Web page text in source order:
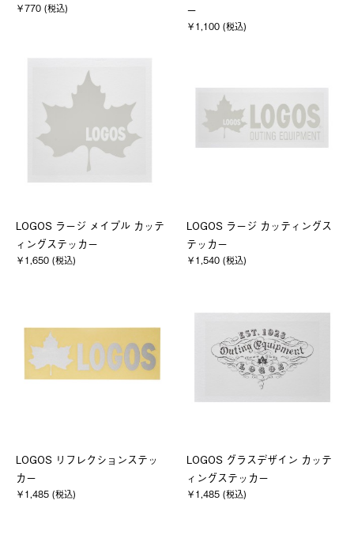
￥770 (税込)
ー
￥1,100 (税込)
LOGOS ラージ メイプル カッテ
ィングステッカー
￥1,650 (税込)
LOGOS ラージ カッティングス
テッカー
￥1,540 (税込)
LOGOS リフレクションステッ
カー
￥1,485 (税込)
LOGOS グラスデザイン カッテ
ィングステッカー
￥1,485 (税込)